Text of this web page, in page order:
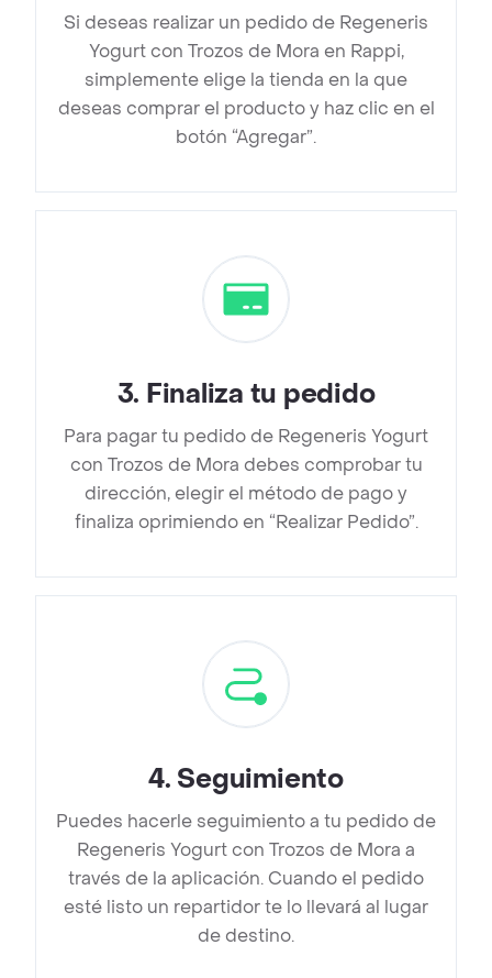
Si deseas realizar un pedido de Regeneris
Yogurt con Trozos de Mora en Rappi,
simplemente elige la tienda en la que
deseas comprar el producto y haz clic en el
botón “Agregar”.
3. Finaliza tu pedido
Para pagar tu pedido de Regeneris Yogurt
con Trozos de Mora debes comprobar tu
dirección, elegir el método de pago y
finaliza oprimiendo en “Realizar Pedido”.
4. Seguimiento
Puedes hacerle seguimiento a tu pedido de
Regeneris Yogurt con Trozos de Mora a
través de la aplicación. Cuando el pedido
esté listo un repartidor te lo llevará al lugar
de destino.